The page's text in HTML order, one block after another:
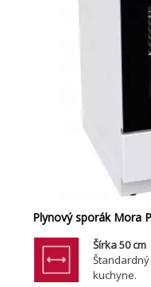
Plynový sporák Mora
Šírka 50 cm
kuchyne.